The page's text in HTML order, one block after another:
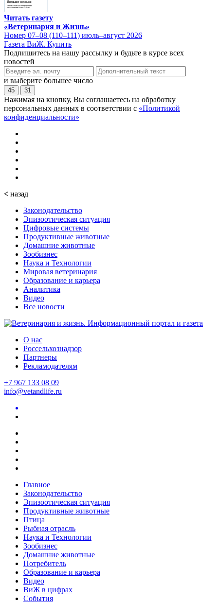
Читать газету
«Ветеринария и Жизнь»
Номер 07–08 (110–111) июль–август 2026
Газета ВиЖ. Купить
Подпишитесь на нашу рассылку и будьте в курсе всех
новостей
и выберите большее число
45 31
Нажимая на кнопку, Вы соглашаетесь на обработку
персональных данных в соответствии с «Политикой
конфиденциальности»
< назад
Законодательство
Эпизоотическая ситуация
Цифровые системы
Продуктивные животные
Домашние животные
Зообизнес
Наука и Технологии
Мировая ветеринария
Образование и карьера
Аналитика
Видео
Все новости
О нас
Россельхознадзор
Партнеры
Рекламодателям
+7 967 133 08 09
info@vetandlife.ru
Главное
Законодательство
Эпизоотическая ситуация
Продуктивные животные
Птица
Рыбная отрасль
Наука и Технологии
Зообизнес
Домашние животные
Потребитель
Образование и карьера
Видео
ВиЖ в цифрах
События